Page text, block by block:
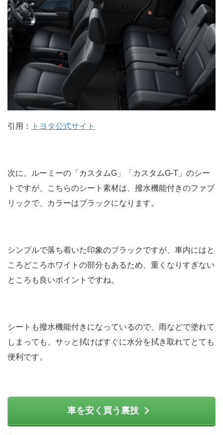
引用： トヨタ公式サイト
次に、ルーミーの「カスタムG」「カスタムG-T」のシー
トですが、こちらのシート素材は、撥水機能付きのファブ
リックで、カラーはブラックになります。
シンプルで落ち着いた印象のブラックですが、車内にはと
ころどころホワイトの部分もあるため、重くなりすぎない
ところも良いポイントですね。
シートも撥水機能付きになっているので、雨などで塗れて
しまっても、サッと拭けばすぐに水分を拭き取れてとても
便利です。
車を安く買う裏技